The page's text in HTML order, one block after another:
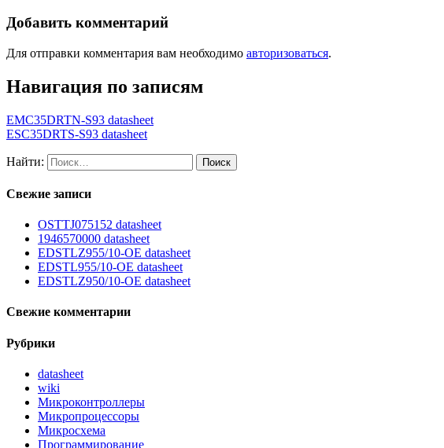
Добавить комментарий
Для отправки комментария вам необходимо авторизоваться.
Навигация по записям
EMC35DRTN-S93 datasheet
ESC35DRTS-S93 datasheet
Найти:
Свежие записи
OSTTJ075152 datasheet
1946570000 datasheet
EDSTLZ955/10-OE datasheet
EDSTL955/10-OE datasheet
EDSTLZ950/10-OE datasheet
Свежие комментарии
Рубрики
datasheet
wiki
Микроконтроллеры
Микропроцессоры
Микросхема
Программирование